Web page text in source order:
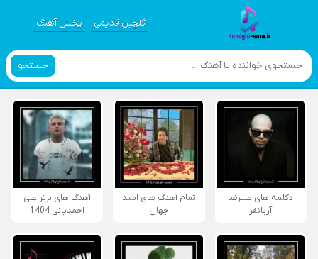
گلچین قدیمی پخش آهنگ
جستجو
دکلمه های علیرضا
آریانفر
تمام آهنگ های امید
جهان
آهنگ های برتر علی
احمدیانی 1404